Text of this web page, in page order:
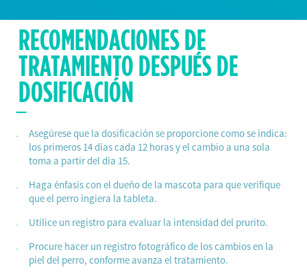
RECOMENDACIONES DE
TRATAMIENTO DESPUÉS DE
DOSIFICACIÓN
Asegúrese que la dosificación se proporcione como se indica:
los primeros 14 días cada 12 horas y el cambio a una sola
toma a partir del día 15.
Haga énfasis con el dueño de la mascota para que verifique
que el perro ingiera la tableta.
Utilice un registro para evaluar la intensidad del prurito.
Procure hacer un registro fotográfico de los cambios en la
piel del perro, conforme avanza el tratamiento.